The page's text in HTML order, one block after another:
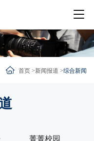
首页 >新闻报道 >综合新闻
菁菁校园